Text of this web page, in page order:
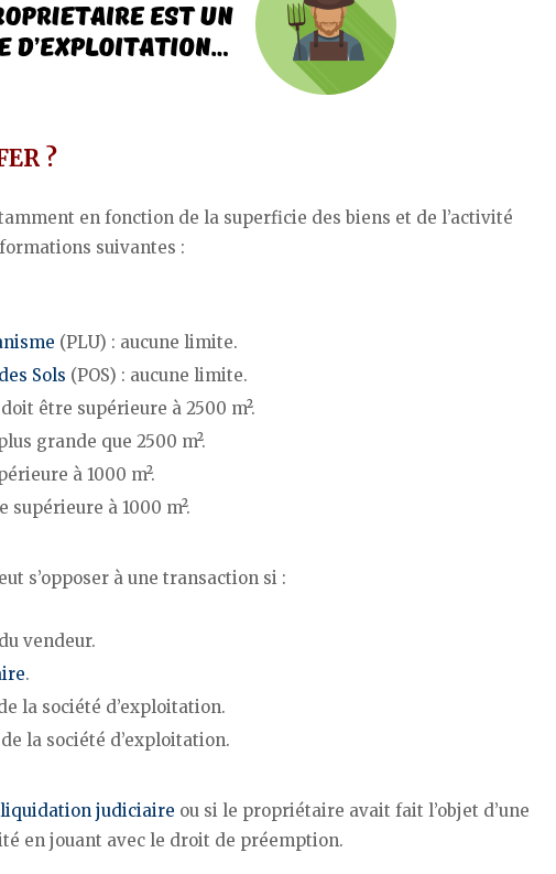
?
en fonction de la superficie des biens et de l’activité
suivantes :
(PLU) : aucune limite.
Sols (POS) : aucune limite.
être supérieure à 2500 m².
grande que 2500 m².
à 1000 m².
à 1000 m².
s’opposer à une transaction si :
vendeur.
.
la société d’exploitation.
la société d’exploitation.
liquidation judiciaire ou si le propriétaire avait fait l’objet d’une
en jouant avec le droit de préemption.